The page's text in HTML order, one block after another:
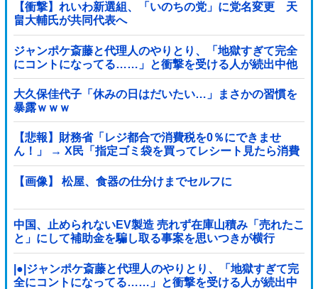
【衝撃】れいわ新選組、「いのちの党」に党名変更 天
畠大輔氏が共同代表へ
ジャンポケ斎藤と代理人のやりとり、「地獄すぎて完全
にコントになってる……」と衝撃を受ける人が続出中他
大久保佳代子「休みの日はだいたい…」まさかの習慣を
暴露ｗｗｗ
【悲報】財務省「レジ都合で消費税を0％にできませ
ん！」 → X民「指定ゴミ袋を買ってレシート見たら消費
税はゼロになるんだけど？」ｗｗｗｗｗｗｗｗｗｗｗｗ
ｗｗ
【画像】 松屋、食器の仕分けまでセルフに
中国、止められないEV製造 売れず在庫山積み「売れたこ
と」にして補助金を騙し取る事案を思いつきが横行
|●|ジャンポケ斎藤と代理人のやりとり、「地獄すぎて完
全にコントになってる……」と衝撃を受ける人が続出中